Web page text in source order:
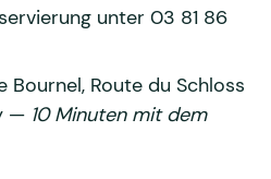
unter 03 81 86
Bournel, Route du Schloss
— 10 Minuten mit dem